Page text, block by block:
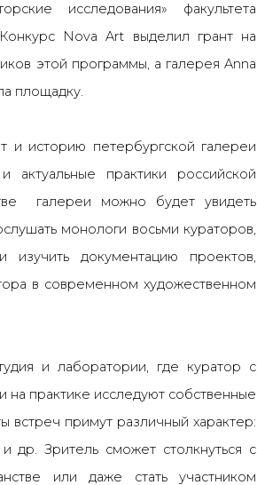
исследования» факультета
Nova Art выделил грант на
этой программы, а галерея Anna
площадку.
и историю петербургской галереи
актуальные практики российской
галереи можно будет увидеть
монологи восьми кураторов,
изучить документацию проектов,
в современном художественном
и лаборатории, где куратор с
практике исследуют собственные
примут различный характер:
др. Зритель сможет столкнуться с
или даже стать участником